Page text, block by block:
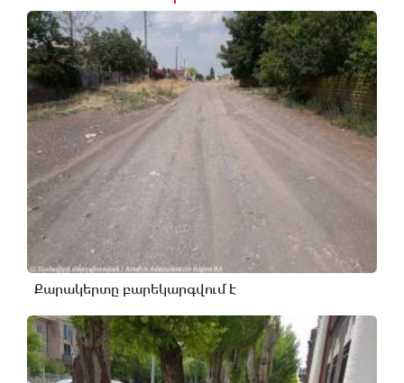
Քարակերտը բարեկարգվում է